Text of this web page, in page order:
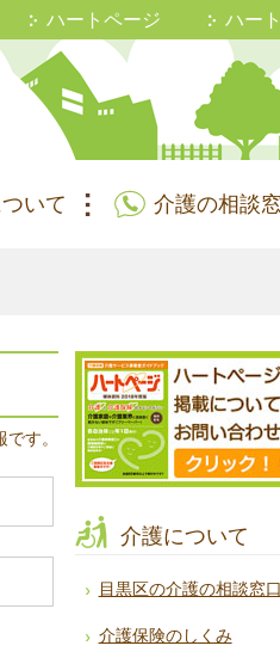
ハートページ ハー
いて 介護の相談
す。
介護について
目黒区の介護の相談窓
介護保険のしくみ